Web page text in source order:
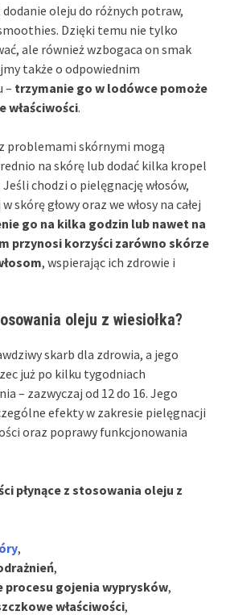
oleju do różnych potraw,
Dzięki temu nie tylko
ale również wzbogaca on smak
także o odpowiednim
– trzymanie go w lodówce pomoże
właściwości.
problemami skórnymi mogą
na skórę lub dodać kilka kropel
chodzi o pielęgnację włosów,
skórę głowy oraz we włosy na całej
go na kilka godzin lub nawet na
przynosi korzyści zarówno skórze
, wspierając ich zdrowie i
oleju z wiesiołka?
skarb dla zdrowia, a jego
już po kilku tygodniach
– zazwyczaj od 12 do 16. Jego
efekty w zakresie pielęgnacji
oraz poprawy funkcjonowania
płynące z stosowania oleju z
,
,
procesu gojenia wyprysków,
właściwości,